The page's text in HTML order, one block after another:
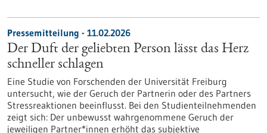
Pressemitteilung - 11.02.2026
Der Duft der geliebten Person lässt das Herz
schneller schlagen
Eine Studie von Forschenden der Universität Freiburg
untersucht, wie der Geruch der Partnerin oder des Partners
Stressreaktionen beeinflusst. Bei den Studienteilnehmenden
zeigt sich: Der unbewusst wahrgenommene Geruch der
jeweiligen Partner*innen erhöht das subjektive